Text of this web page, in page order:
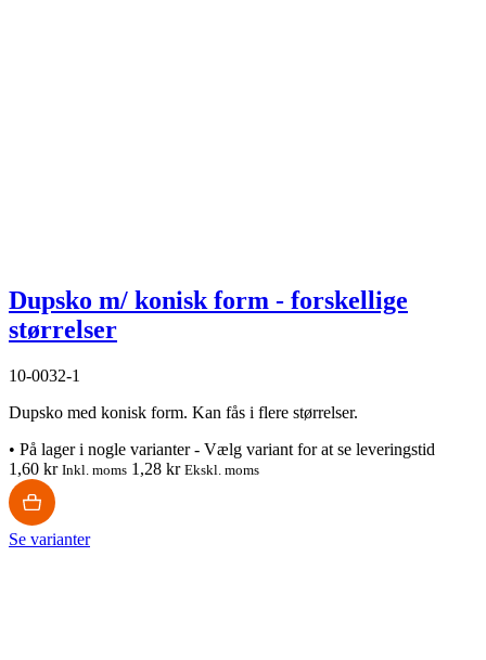
Dupsko m/ konisk form - forskellige
størrelser
10-0032-1
Dupsko med konisk form. Kan fås i flere størrelser.
• På lager i nogle varianter - Vælg variant for at se leveringstid
1,60 kr Inkl. moms 1,28 kr Ekskl. moms
Se varianter